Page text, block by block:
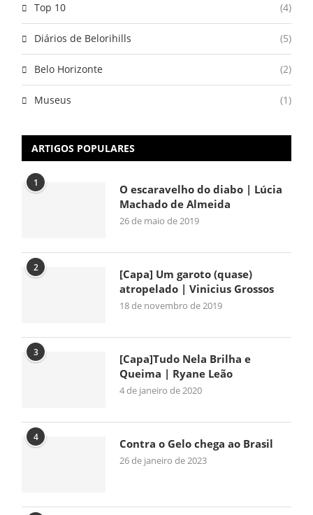
Top 10 (4)
Diários de Belorihills (5)
Belo Horizonte (2)
Museus (1)
ARTIGOS POPULARES
1
O escaravelho do diabo | Lúcia
Machado de Almeida
26 de maio de 2019
2
[Capa] Um garoto (quase)
atropelado | Vinicius Grossos
18 de novembro de 2019
3
[Capa]Tudo Nela Brilha e
Queima | Ryane Leão
4 de janeiro de 2020
4 Contra o Gelo chega ao Brasil
26 de janeiro de 2023